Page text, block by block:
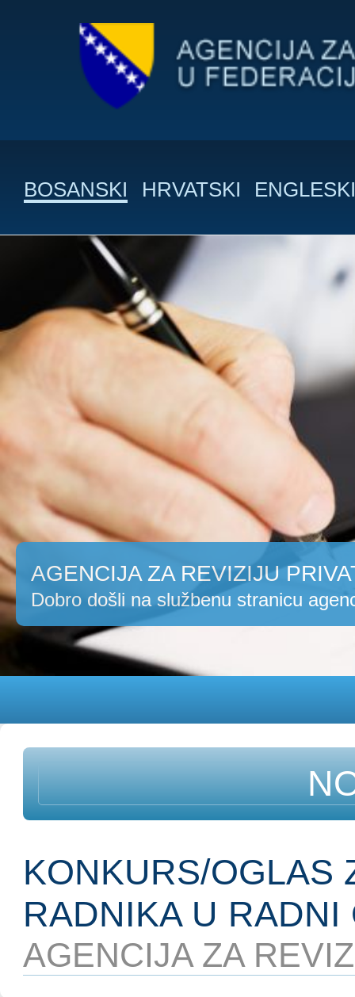
BOSANSKI HRVATSKI
AGENCIJA ZA REVIZIJU
Dobro došli na službenu stranicu
KONKURS/OGLAS
RADNIKA U RADNI
AGENCIJA ZA